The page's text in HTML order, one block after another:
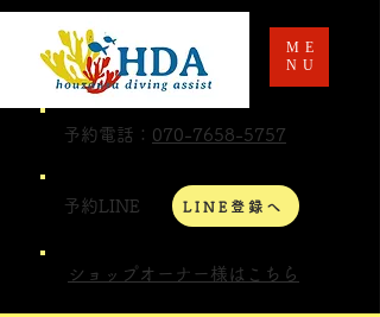
予約電話： 070-7658-5757
予約LINE LINE登録へ
ショップオーナー様はこちら
ME
NU